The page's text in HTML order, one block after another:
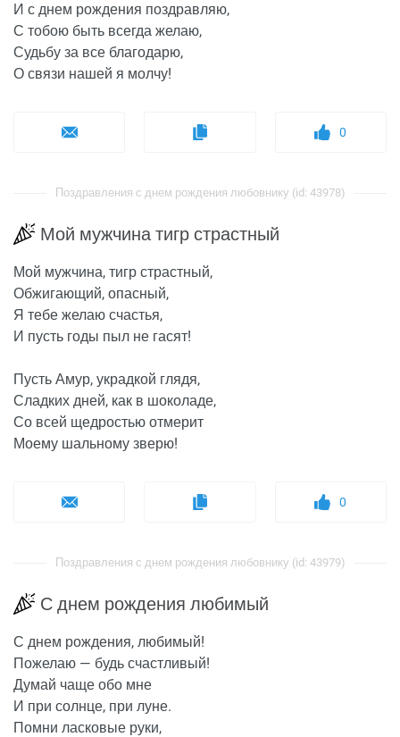
И с днем рождения поздравляю,
С тобою быть всегда желаю,
Судьбу за все благодарю,
О связи нашей я молчу!
0
Поздравления с днем рождения любовнику (id: 43978)
Мой мужчина тигр страстный
Мой мужчина, тигр страстный,
Обжигающий, опасный,
Я тебе желаю счастья,
И пусть годы пыл не гасят!
Пусть Амур, украдкой глядя,
Сладких дней, как в шоколаде,
Со всей щедростью отмерит
Моему шальному зверю!
0
Поздравления с днем рождения любовнику (id: 43979)
С днем рождения любимый
С днем рождения, любимый!
Пожелаю — будь счастливый!
Думай чаще обо мне
И при солнце, при луне.
Помни ласковые руки,